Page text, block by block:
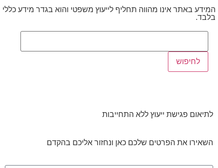
לחיפוש
המידע באתר אינו מהווה תחליף לייעוץ משפטי והוא בגדר מידע כללי
בלבד.
לתיאום פגישת ייעוץ ללא התחייבות
השאירו את הפרטים שלכם כאן ונחזור אליכם בהקדם